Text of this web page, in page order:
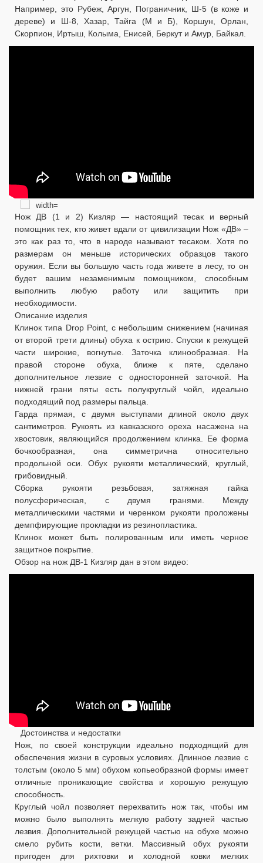
Например, это Рубеж, Аргун, Пограничник, Ш-5 (в коже и
дереве) и Ш-8, Хазар, Тайга (М и Б), Коршун, Орлан,
Скорпион, Иртыш, Колыма, Енисей, Беркут и Амур, Байкал.
Нож ДВ (1 и 2) Кизляр — настоящий тесак и верный
помощник тех, кто живет вдали от цивилизации Нож «ДВ» –
это как раз то, что в народе называют тесаком. Хотя по
размерам он меньше исторических образцов такого
оружия. Если вы большую часть года живете в лесу, то он
будет вашим незаменимым помощником, способным
выполнить любую работу или защитить при
необходимости.
Описание изделия
Клинок типа Drop Point, с небольшим снижением (начиная
от второй трети длины) обуха к острию. Спуски к режущей
части широкие, вогнутые. Заточка клинообразная. На
правой стороне обуха, ближе к пяте, сделано
дополнительное лезвие с односторонней заточкой. На
нижней грани пяты есть полукруглый чойл, идеально
подходящий под размеры пальца.
Гарда прямая, с двумя выступами длиной около двух
сантиметров. Рукоять из кавказского ореха насажена на
хвостовик, являющийся продолжением клинка. Ее форма
бочкообразная, она симметрична относительно
продольной оси. Обух рукояти металлический, круглый,
грибовидный.
Сборка рукояти резьбовая, затяжная гайка
полусферическая, с двумя гранями. Между
металлическими частями и черенком рукояти проложены
демпфирующие прокладки из резинопластика.
Клинок может быть полированным или иметь черное
защитное покрытие.
Обзор на нож ДВ-1 Кизляр дан в этом видео:
Достоинства и недостатки
Нож, по своей конструкции идеально подходящий для
обеспечения жизни в суровых условиях. Длинное лезвие с
толстым (около 5 мм) обухом копьеобразной формы имеет
отличные проникающие свойства и хорошую режущую
способность.
Круглый чойл позволяет перехватить нож так, чтобы им
можно было выполнять мелкую работу задней частью
лезвия. Дополнительной режущей частью на обухе можно
смело рубить кости, ветки. Массивный обух рукояти
пригоден для рихтовки и холодной ковки мелких